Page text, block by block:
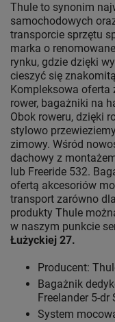
Thule to synonim
samochodowych
transporcie sprzętu
marka o
rynku, gdzie dzięki
cieszyć się
Kompleksowa
rower, bagażniki na
Obok roweru, dzięki
stylowo
zimowy. Wśród
dachowy z
lub Freeride 532.
ofertą akcesoriów
transport zarówno
produkty Thule
w naszym punkcie
Łużyckiej 27.
Producent:
Bagażnik
Freelander 5-dr
System